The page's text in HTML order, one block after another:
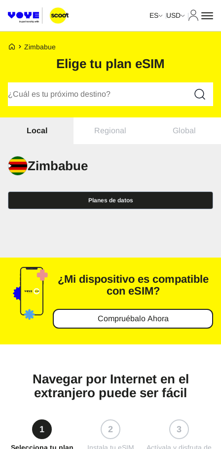
ES USD
Página de inicio de Voye
Zimbabue
Elige tu plan eSIM
Local Regional Global
Zimbabue
Planes de datos
¿Mi dispositivo es compatible
con eSIM?
Compruébalo Ahora
Navegar por Internet en el
extranjero puede ser fácil
1
Selecciona tu plan
2
Instala tu eSIM
3
Actívala y disfruta de